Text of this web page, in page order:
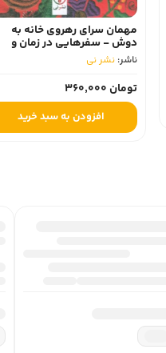
مهمان سرای رهروی خانه به
دوش - سفرهایی در زمان و
مکان
ناشر: نشر نی
تومان 360,000
افزودن به سبد خرید